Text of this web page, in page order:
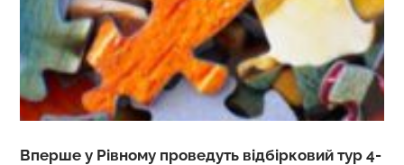
Вперше у Рівному проведуть відбірковий тур 4-